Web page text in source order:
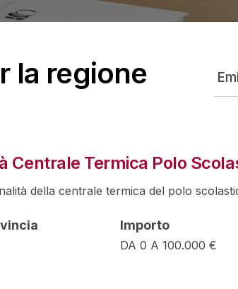
la regione
Centrale Termica Polo
della centrale termica del polo
Importo
DA 0 A 100.000 €